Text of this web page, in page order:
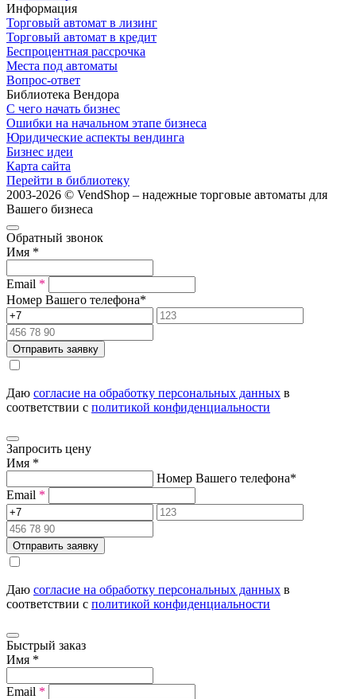
Информация
Торговый автомат в лизинг
Торговый автомат в кредит
Беспроцентная рассрочка
Места под автоматы
Вопрос-ответ
Библиотека Вендора
С чего начать бизнес
Ошибки на начальном этапе бизнеса
Юридические аспекты вендинга
Бизнес идеи
Карта сайта
Перейти в библиотеку
2003-2026 © VendShop – надежные торговые автоматы для
Вашего бизнеса
Обратный звонок
Имя *
Email *
Номер Вашего телефона*
Отправить заявку
Даю согласие на обработку персональных данных в
соответствии с политикой конфиденциальности
Запросить цену
Имя *
Номер Вашего телефона*
Email *
Отправить заявку
Даю согласие на обработку персональных данных в
соответствии с политикой конфиденциальности
Быстрый заказ
Имя *
Email *